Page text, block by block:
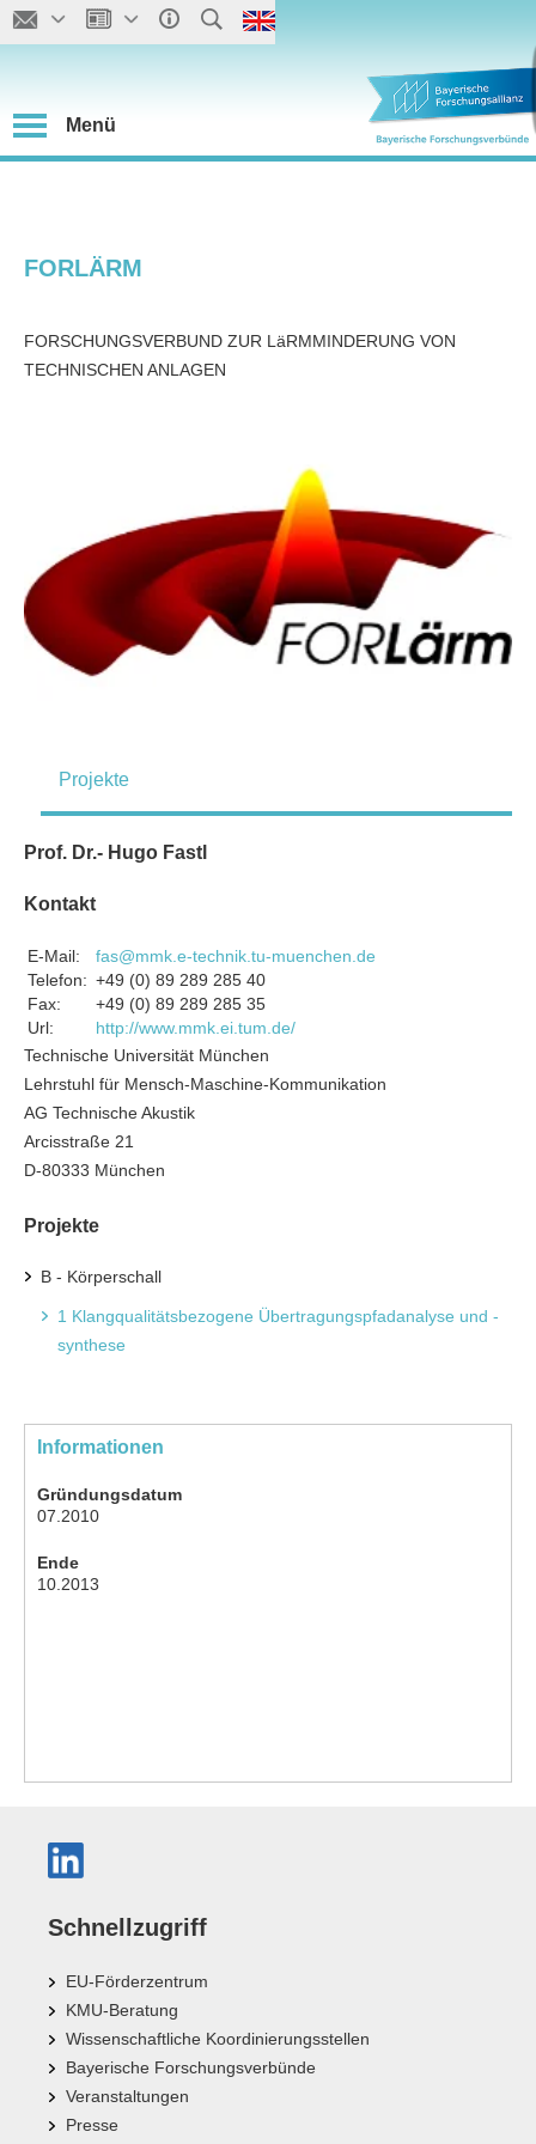
Menü
FORLÄRM
FORSCHUNGSVERBUND ZUR LäRMMINDERUNG VON
TECHNISCHEN ANLAGEN
Projekte
Prof. Dr.- Hugo Fastl
Kontakt
E-Mail:
fas@mmk.e-technik.tu-muenchen.de
Telefon: +49 (0) 89 289 285 40
Fax:
+49 (0) 89 289 285 35
Url:
http://www.mmk.ei.tum.de/
Technische Universität München
Lehrstuhl für Mensch-Maschine-Kommunikation
AG Technische Akustik
Arcisstraße 21
D-80333 München
Projekte
B - Körperschall
1 Klangqualitätsbezogene Übertragungspfadanalyse und -
synthese
Informationen
Gründungsdatum
07.2010
Ende
10.2013
Schnellzugriff
EU-Förderzentrum
KMU-Beratung
Wissenschaftliche Koordinierungsstellen
Bayerische Forschungsverbünde
Veranstaltungen
Presse